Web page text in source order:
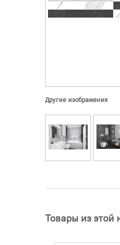
Другие изображения
Товары из этой